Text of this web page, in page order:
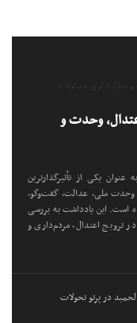
وحدت و
یکی از تأثیرگذارترین
وحدت ملی، عدالت، گفت‌وگو،
است. این یادداشت به بررسی
ترویج اعتدال، مردم‌داری و
در پرتو تحولات